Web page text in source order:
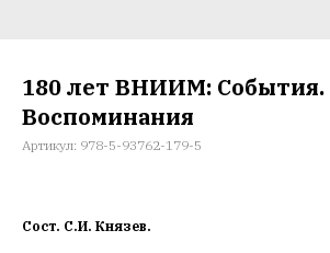
180 лет ВНИИМ:
Воспоминания
Артикул: 978-5-93762-179-5
Сост. С.И. Князев.